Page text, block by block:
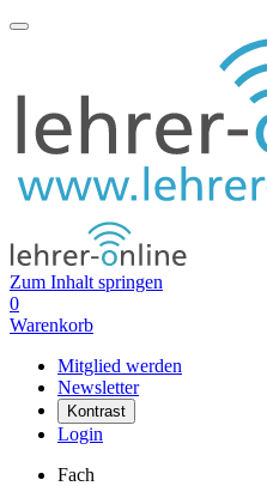
Zum Inhalt springen
0
Warenkorb
Mitglied werden
Newsletter
Kontrast
Login
Fach